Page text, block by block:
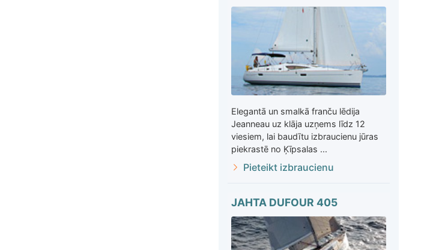
Elegantā un smalkā franču lēdija
Jeanneau uz klāja uzņems līdz 12
viesiem, lai baudītu izbraucienu jūras
piekrastē no Ķīpsalas ...
Pieteikt izbraucienu
JAHTA DUFOUR 405